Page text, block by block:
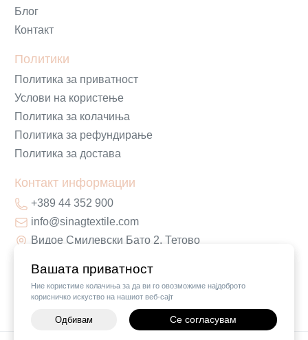
Вашата приватност
Ние користиме колачиња за да ви го овозможиме најдоброто
корисничко искуство на нашиот веб-сајт
Одбивам Се согласувам +
Блог
Контакт
Политики
Политика за приватност
Услови на користење
Политика за колачиња
Политика за рефундирање
Политика за достава
Контакт информации
+389 44 352 900
info@sinagtextile.com
Видое Смилевски Бато 2, Тетово